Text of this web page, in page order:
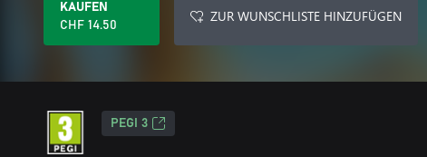
KAUFEN
CHF 14.50
ZUR WUNSCHLISTE HINZUFÜGEN
PEGI 3